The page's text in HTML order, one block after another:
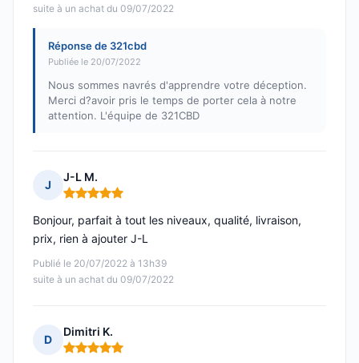
suite à un achat du 09/07/2022
Réponse de 321cbd
Publiée le 20/07/2022
Nous sommes navrés d'apprendre votre déception.
Merci d?avoir pris le temps de porter cela à notre
attention. L'équipe de 321CBD
J
J-L M.
Note : 5 sur 5
Publié le 20/07/2022 à 13h39
suite à un achat du 09/07/2022
Bonjour, parfait à tout les niveaux, qualité, livraison,
prix, rien à ajouter J-L
D
Dimitri K.
Note : 5 sur 5